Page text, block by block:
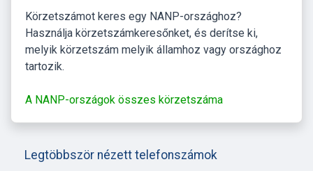
Körzetszámot keres egy NANP-országhoz?
Használja körzetszámkeresőnket, és derítse ki,
melyik körzetszám melyik államhoz vagy országhoz
tartozik.
A NANP-országok összes körzetszáma
Legtöbbször nézett telefonszámok